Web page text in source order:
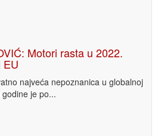
Motori rasta u 2022.
EU
najveća nepoznanica u globalnoj
je po...